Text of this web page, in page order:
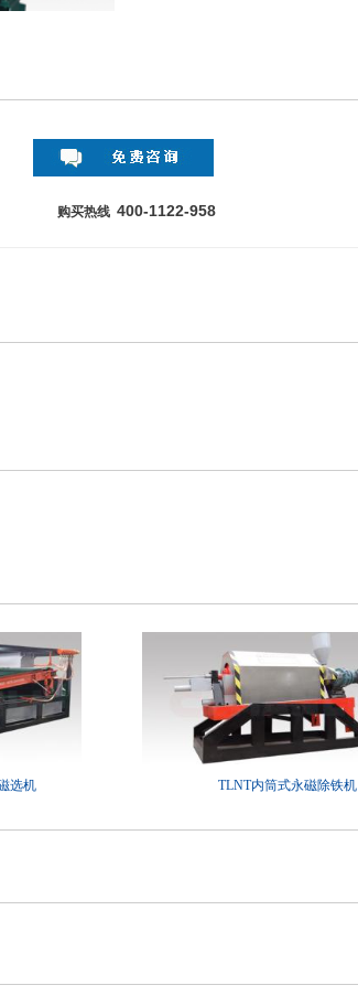
购买热线 400-1122-958
选机 TLNT内筒式永磁除铁机